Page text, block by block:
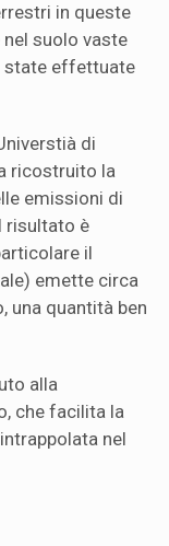
in queste
suolo vaste
state effettuate
di
ricostruito la
emissioni di
risultato è
il
emette circa
una quantità ben
alla
che facilita la
nel